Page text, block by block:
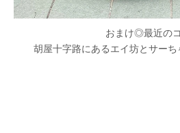
おまけ◎最近の
胡屋十字路にあるエイ坊とサー